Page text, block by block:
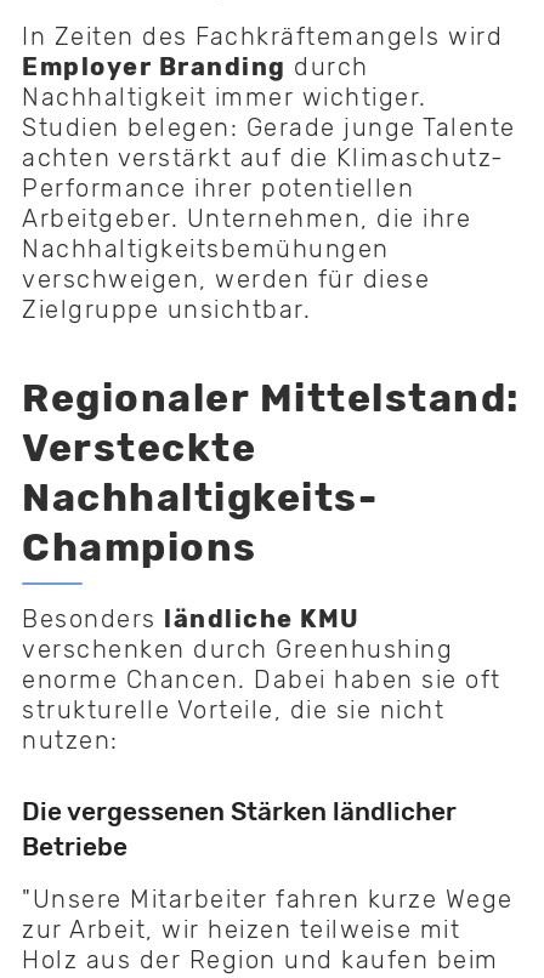
In Zeiten des Fachkräftemangels wird
Employer Branding durch
Nachhaltigkeit immer wichtiger.
Studien belegen: Gerade junge Talente
achten verstärkt auf die Klimaschutz-
Performance ihrer potentiellen
Arbeitgeber. Unternehmen, die ihre
Nachhaltigkeitsbemühungen
verschweigen, werden für diese
Zielgruppe unsichtbar.
Regionaler Mittelstand:
Versteckte
Nachhaltigkeits-
Champions
Besonders ländliche KMU
verschenken durch Greenhushing
enorme Chancen. Dabei haben sie oft
strukturelle Vorteile, die sie nicht
nutzen:
Die vergessenen Stärken ländlicher
Betriebe
"Unsere Mitarbeiter fahren kurze Wege
zur Arbeit, wir heizen teilweise mit
Holz aus der Region und kaufen beim